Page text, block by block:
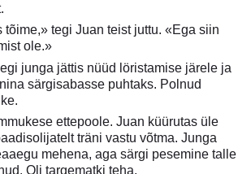
tõime,» tegi Juan teist juttu. «Ega siin
ole.»
junga jättis nüüd löristamise järele ja
särgisabasse puhtaks. Polnud
ettepoole. Juan küürutas üle
träni vastu võtma. Junga
mehena, aga särgi pesemine talle
Oli targematki teha.